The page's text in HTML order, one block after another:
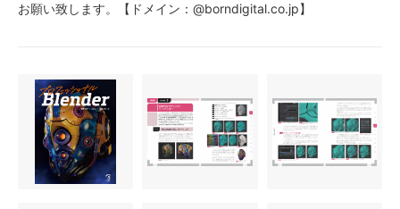
お願い致します。【ドメイン：@borndigital.co.jp】